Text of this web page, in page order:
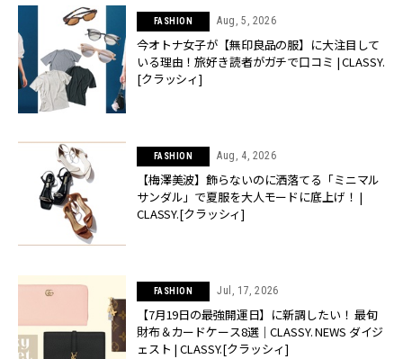
FASHION Aug, 5, 2026
今オトナ女子が【無印良品の服】に大注目して
いる理由！旅好き読者がガチで口コミ | CLASSY.
[クラッシィ]
FASHION Aug, 4, 2026
【梅澤美波】飾らないのに洒落てる「ミニマル
サンダル」で夏服を大人モードに底上げ！ |
CLASSY.[クラッシィ]
FASHION Jul, 17, 2026
【7月19日の最強開運日】に新調したい！ 最旬
財布＆カードケース8選｜CLASSY. NEWS ダイジ
ェスト | CLASSY.[クラッシィ]